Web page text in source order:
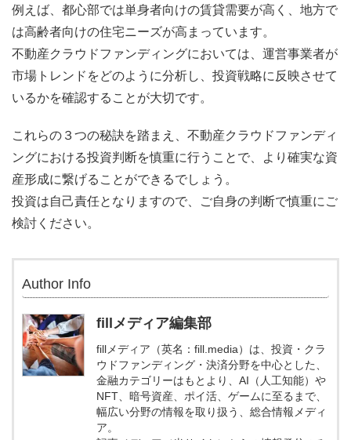
例えば、都心部では単身者向けの賃貸需要が高く、地方で
は高齢者向けの住宅ニーズが高まっています。
不動産クラウドファンディングにおいては、運営事業者が
市場トレンドをどのように分析し、投資戦略に反映させて
いるかを確認することが大切です。
これらの３つの秘訣を踏まえ、不動産クラウドファンディ
ングにおける投資判断を慎重に行うことで、より確実な資
産形成に繋げることができるでしょう。
投資は自己責任となりますので、ご自身の判断で慎重にご
検討ください。
Author Info
fillメディア編集部
fillメディア（英名：fill.media）は、投資・クラ
ウドファンディング・決済分野を中心とした、
金融カテゴリーはもとより、AI（人工知能）や
NFT、暗号資産、ポイ活、ゲームに至るまで、
幅広い分野の情報を取り扱う、総合情報メディ
ア。